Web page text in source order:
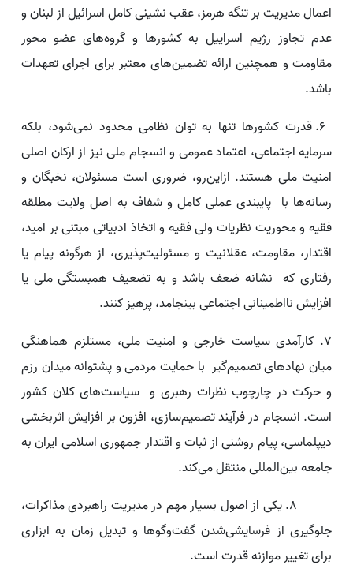
اعمال مدیریت بر تنگه هرمز، عقب نشینی کامل اسرائیل از لبنان و
عدم تجاوز رژیم اسراییل به کشورها و گروه‌های عضو محور
مقاومت و همچنین ارائه تضمین‌های معتبر برای اجرای تعهدات
باشد.
۶. قدرت کشورها تنها به توان نظامی محدود نمی‌شود، بلکه
سرمایه اجتماعی، اعتماد عمومی و انسجام ملی نیز از ارکان اصلی
امنیت ملی هستند. ازاین‌رو، ضروری است مسئولان، نخبگان و
رسانه‌ها با پایبندی عملی کامل و شفاف به اصل ولایت مطلقه
فقیه و محوریت نظریات ولی فقیه و اتخاذ ادبیاتی مبتنی بر امید،
اقتدار، مقاومت، عقلانیت و مسئولیت‌پذیری، از هرگونه پیام یا
رفتاری که نشانه ضعف باشد و به تضعیف همبستگی ملی یا
افزایش نااطمینانی اجتماعی بینجامد، پرهیز کنند.
۷. کارآمدی سیاست خارجی و امنیت ملی، مستلزم هماهنگی
میان نهادهای تصمیم‌گیر با حمایت مردمی و پشتوانه میدان رزم
و حرکت در چارچوب نظرات رهبری و سیاست‌های کلان کشور
است. انسجام در فرآیند تصمیم‌سازی، افزون بر افزایش اثربخشی
دیپلماسی، پیام روشنی از ثبات و اقتدار جمهوری اسلامی ایران به
جامعه بین‌المللی منتقل می‌کند.
۸. یکی از اصول بسیار مهم در مدیریت راهبردی مذاکرات،
جلوگیری از فرسایشی‌شدن گفت‌وگوها و تبدیل زمان به ابزاری
برای تغییر موازنه قدرت است.